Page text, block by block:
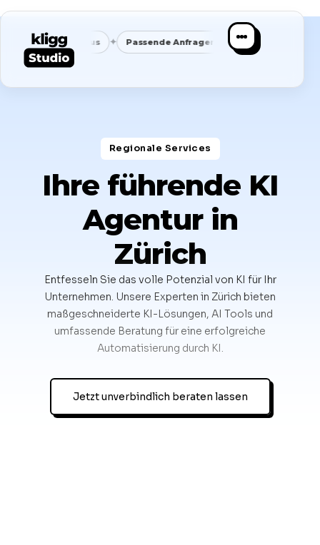
Fokus ✦ Passende Anfragen statt Masse ✦ Saubere
Regionale Services​
Ihre führende KI
Agentur in
Zürich
Entfesseln Sie das volle Potenzial von KI für Ihr
Unternehmen. Unsere Experten in Zürich bieten
maßgeschneiderte KI-Lösungen, AI Tools und
umfassende Beratung für eine erfolgreiche
Automatisierung durch KI.
Jetzt unverbindlich beraten lassen